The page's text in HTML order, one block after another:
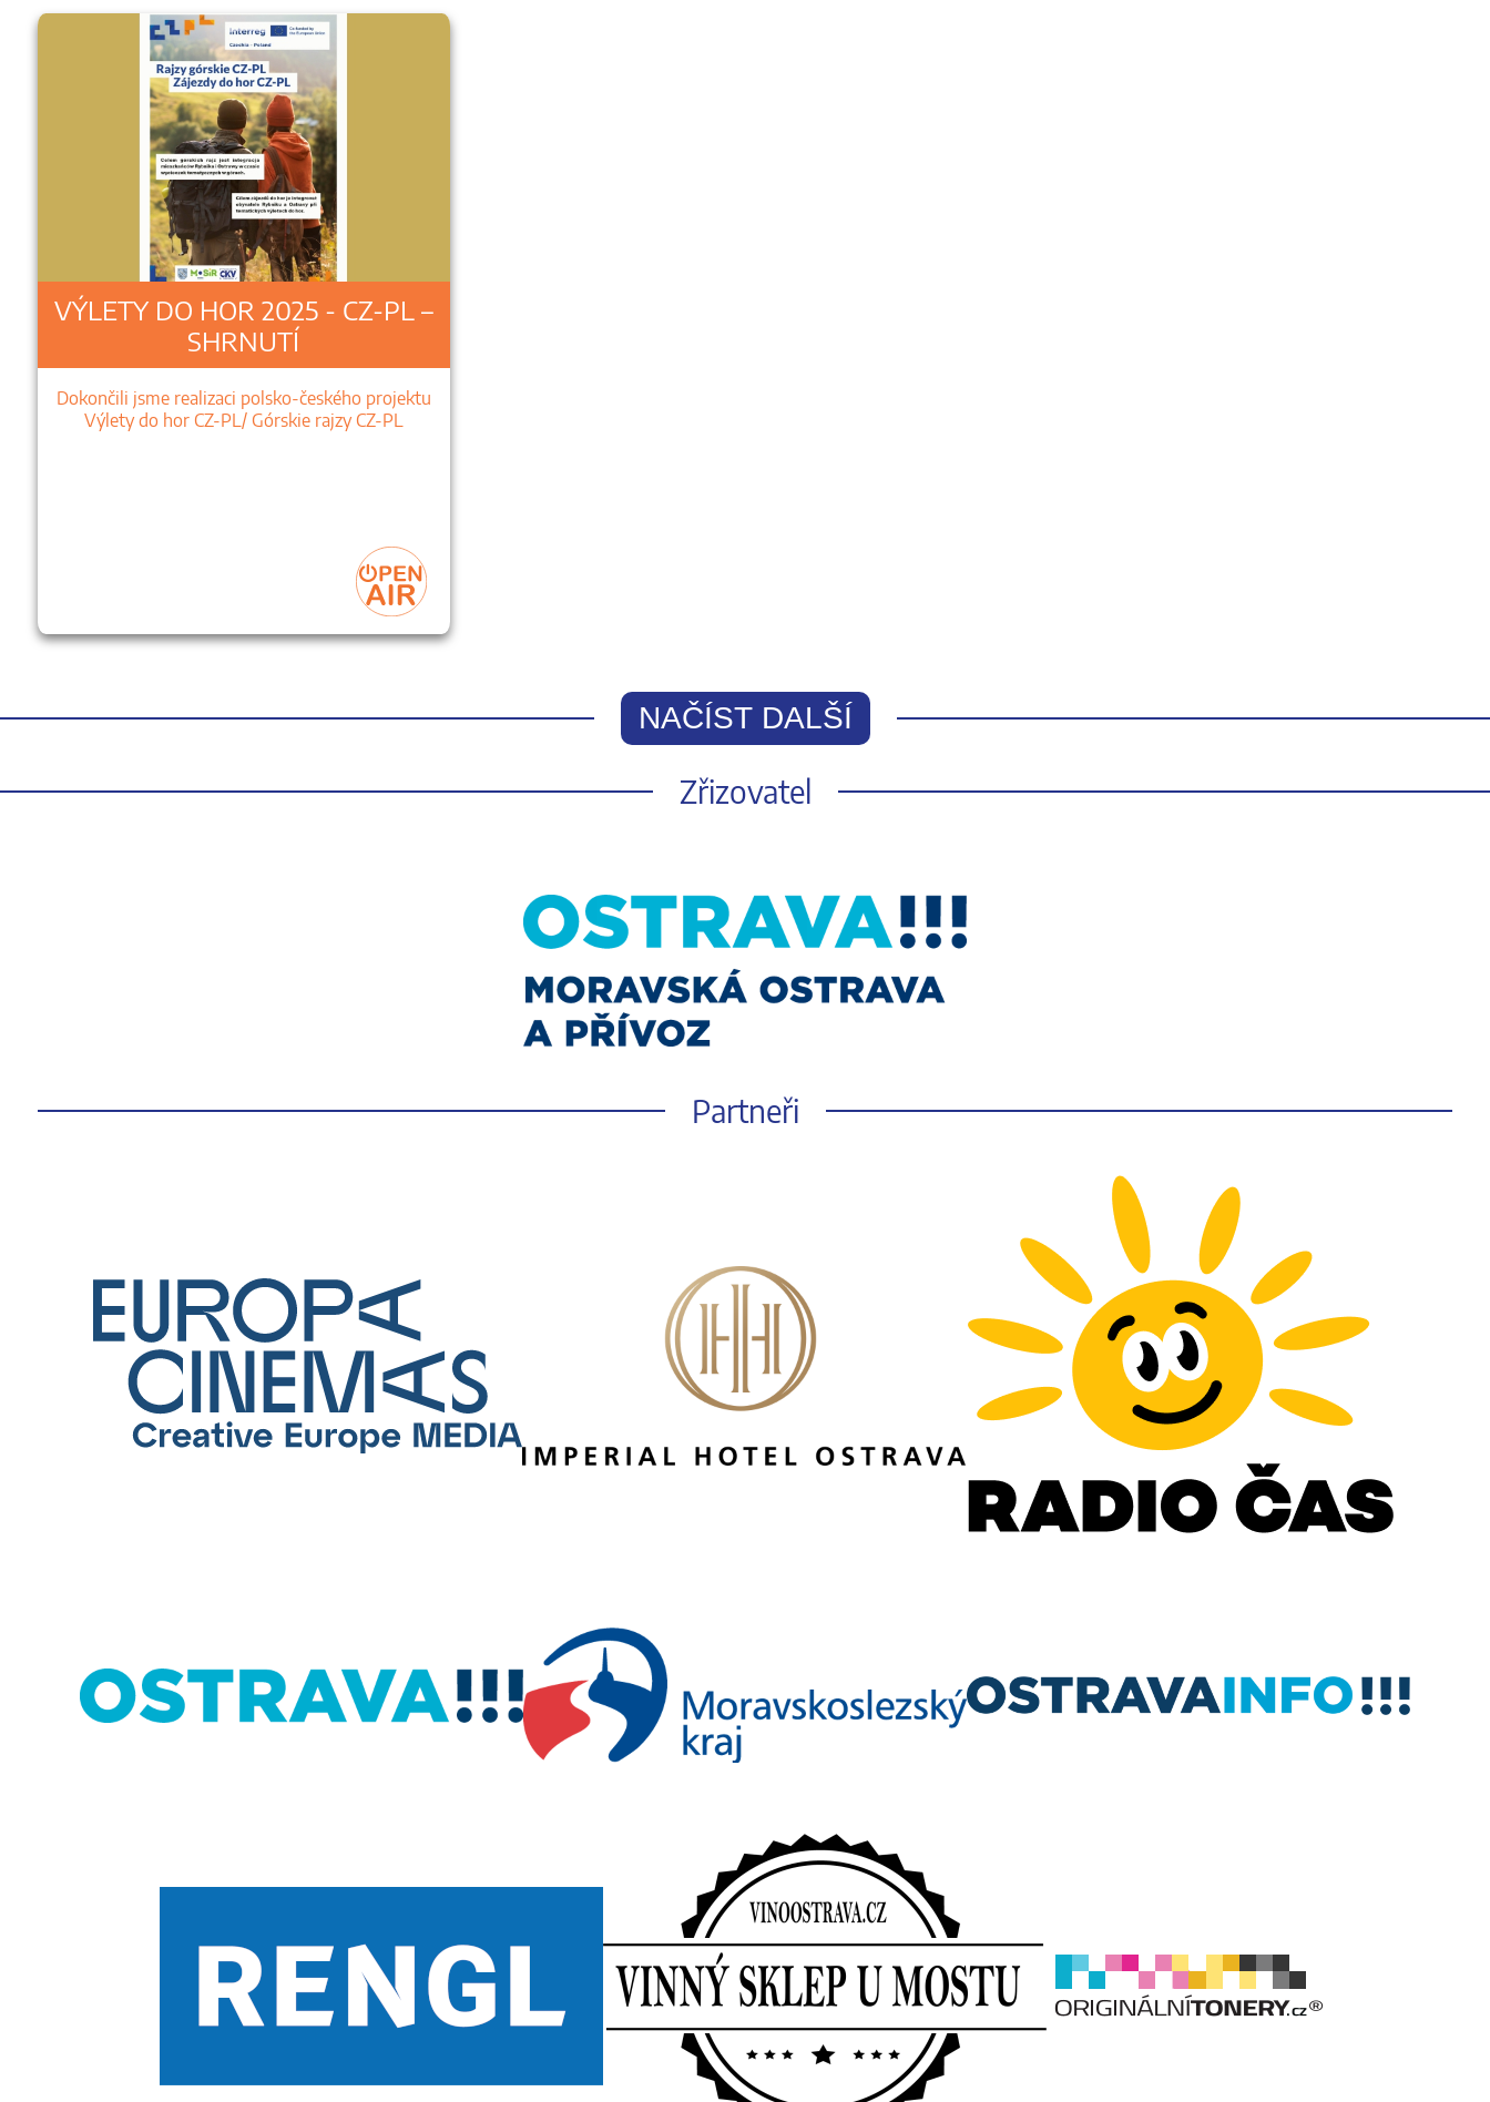
VÝLETY DO HOR 2025 - CZ-PL –
SHRNUTÍ
Dokončili jsme realizaci polsko-českého projektu
Výlety do hor CZ-PL/ Górskie rajzy CZ-PL
NAČÍST DALŠÍ
Zřizovatel
Partneři